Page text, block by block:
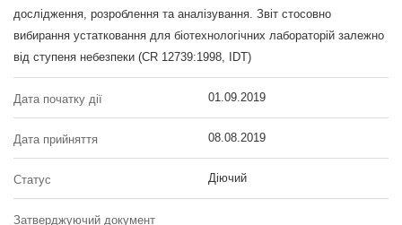
дослідження, розроблення та аналізування. Звіт стосовно
вибирання устатковання для біотехнологічних лабораторій залежно
від ступеня небезпеки (CR 12739:1998, IDT)
Дата початку дії 01.09.2019
Дата прийняття 08.08.2019
Статус Діючий
Затверджуючий документ